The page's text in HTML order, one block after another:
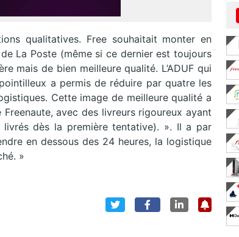
qualitatives. Free souhaitait monter en
La Poste (même si ce dernier est toujours
mais de bien meilleure qualité. L’ADUF qui
a permis de réduire par quatre les
Cette image de meilleure qualité a
avec des livreurs rigoureux ayant
dès la première tentative). ». Il a par
en dessous des 24 heures, la logistique
»